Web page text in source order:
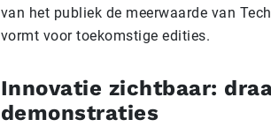
van het publiek de meerwaarde van
vormt voor toekomstige edities.
Innovatie zichtbaar:
demonstraties